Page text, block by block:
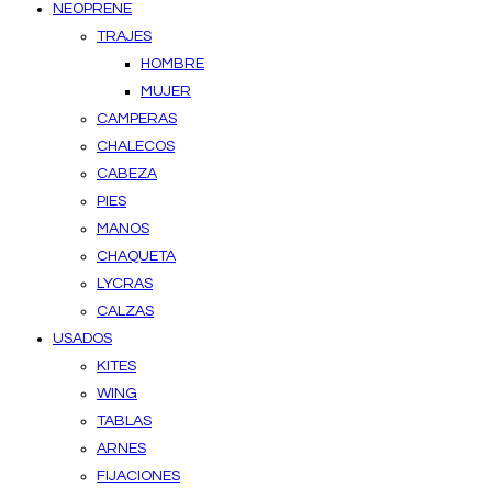
NEOPRENE
TRAJES
HOMBRE
MUJER
CAMPERAS
CHALECOS
CABEZA
PIES
MANOS
CHAQUETA
LYCRAS
CALZAS
USADOS
KITES
WING
TABLAS
ARNES
FIJACIONES